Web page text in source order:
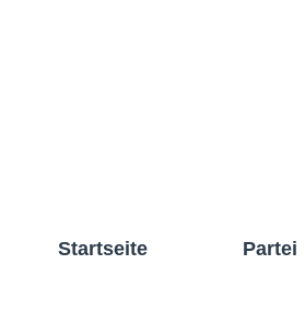
Startseite Partei